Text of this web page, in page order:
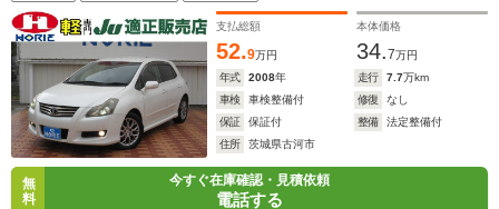
支払総額
52.9万円
本体価格
34.7万円
年式
2008年 走行 7.7万km
車検
車検整備付 修復
なし
保証
保証付 整備
法定整備付
住所
茨城県古河市
無
料
今すぐ在庫確認・見積依頼
電話する